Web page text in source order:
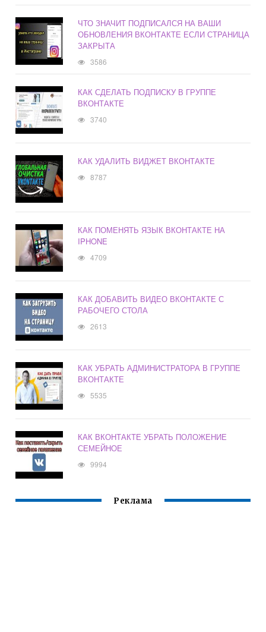
ЧТО ЗНАЧИТ ПОДПИСАЛСЯ НА ВАШИ
ОБНОВЛЕНИЯ ВКОНТАКТЕ ЕСЛИ СТРАНИЦА
ЗАКРЫТА
3586
КАК СДЕЛАТЬ ПОДПИСКУ В ГРУППЕ
ВКОНТАКТЕ
3740
КАК УДАЛИТЬ ВИДЖЕТ ВКОНТАКТЕ
8787
КАК ПОМЕНЯТЬ ЯЗЫК ВКОНТАКТЕ НА
IPHONE
4709
КАК ДОБАВИТЬ ВИДЕО ВКОНТАКТЕ С
РАБОЧЕГО СТОЛА
2613
КАК УБРАТЬ АДМИНИСТРАТОРА В ГРУППЕ
ВКОНТАКТЕ
5535
КАК ВКОНТАКТЕ УБРАТЬ ПОЛОЖЕНИЕ
СЕМЕЙНОЕ
9994
Реклама